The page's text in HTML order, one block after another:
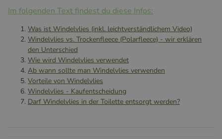
Im folgenden Text findest du diese Infos:
Was ist Windelvlies (inkl. leichtverständlichem Video)
Windelvlies vs. Trockenfleece (Polarfleece) - wir erklären
den Unterschied
Wie wird Windelvlies verwendet
Ab wann sollte man Windelvlies verwenden
Vorteile von Windelvlies
Windelvlies - Kaufentscheidung
Darf Windelvlies in der Toilette entsorgt werden?